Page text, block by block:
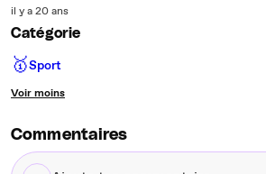
il y a 20 ans
Catégorie
🥇Sport
Voir moins
Commentaires